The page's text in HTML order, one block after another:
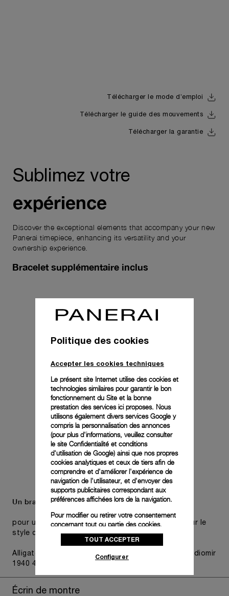
Télécharger le mode d’emploi
Télécharger le guide des mouvements
Télécharger la garantie
Sublimez votre
expérience
Discover the exceptional elements that accompany your new
Panerai timepiece, enhancing its versatility and your
ownership experience.
Bracelet supplémentaire inclus
Un bracelet supplémentaire est également inclus,
pour une polyvalence pratique sans compromis sur le
style choisi de la montre.
Alligator Black, T/T, STD, 26/22, BDR, Luminor - Radiomir
1940 47/48mm
Écrin de montre
Politique des cookies
Accepter les cookies techniques
Le présent site Internet utilise des cookies et
technologies similaires pour garantir le bon
fonctionnement du Site et la bonne
prestation des services ici proposes. Nous
utilisons également divers services Google y
compris la personnalisation des annonces
(pour plus d'informations, veuillez consulter
le site Confidentialité et conditions
d'utilisation de Google) ainsi que nos propres
cookies analytiques et ceux de tiers afin de
comprendre et d'améliorer l'expérience de
navigation de l'utilisateur, et d'envoyer des
supports publicitaires correspondant aux
préférences affichées lors de la navigation.
Pour modifier ou retirer votre consentement
concernant tout ou partie des cookies,
cliquez sur « Configurer » ou consultez notre
politique des cookiespour obtenir plus
donnez votre consentement pour l’utilisation
des cookies susmentionnés
TOUT ACCEPTER
Configurer